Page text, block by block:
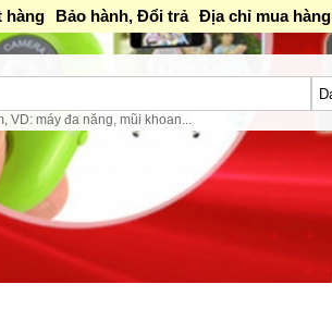
hàng Bảo hành, Đổi trả Địa chỉ mua hàng
VD: máy đa năng, mũi khoan...